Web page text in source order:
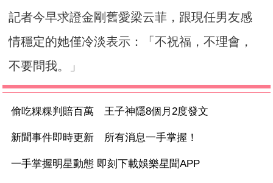
記者今早求證金剛舊愛梁云菲，跟現任男友感
情穩定的她僅冷淡表示：「不祝福，不理會，
不要問我。」
偷吃粿粿判賠百萬 王子神隱8個月2度發文
新聞事件即時更新 所有消息一手掌握！
一手掌握明星動態 即刻下載娛樂星聞APP